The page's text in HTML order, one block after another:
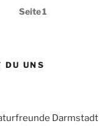
Seite1
DU UNS
Darmstadt